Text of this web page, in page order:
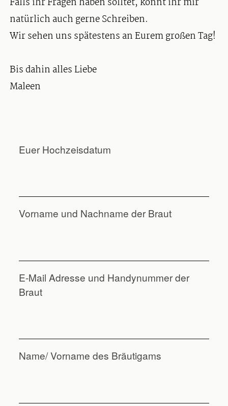
natürlich auch gerne Schreiben.
Wir sehen uns spätestens an Eurem großen Tag!
Bis dahin alles Liebe
Maleen
Euer Hochzeisdatum
Vorname und Nachname der Braut
E-Mail Adresse und Handynummer der
Braut
Name/ Vorname des Bräutigams